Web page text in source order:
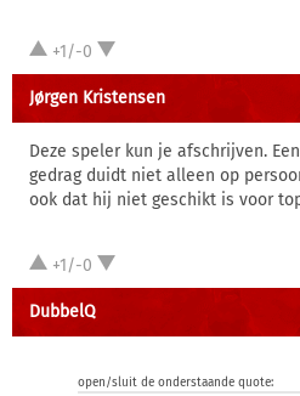
+1/-0
Jørgen Kristensen
Deze speler kun je afschrijven.
gedrag duidt niet alleen op
ook dat hij niet geschikt is voor
+1/-0
DubbelQ
open/sluit de onderstaande quote: